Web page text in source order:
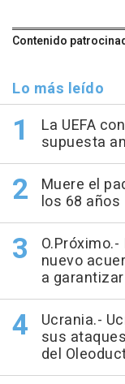
Contenido
Lo más leído
La UEFA
supuesta
Muere el
los 68 años
nuevo
a
Ucrania.-
sus
del